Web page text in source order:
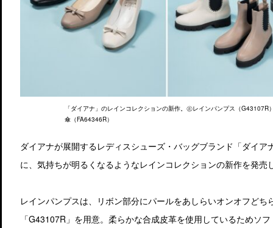
「ダイアナ」のレインコレクションの新作。㊧レインパンプス（
傘（FA64346R）
ダイアナが展開するレディスシューズ・バッグブランド「ダイ
に、気持ちが明るくなるようなレインコレクションの新作を発売
レインパンプスは、リボン部分にパールをあしらいオンオフど
「G43107R」を用意。柔らかな合成皮革を使用しているためソ